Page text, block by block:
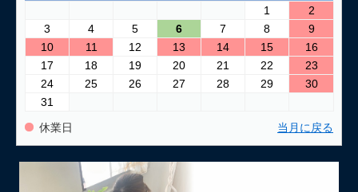
1
2
3
4 5 6 7 8
9
10
11 12 13 14 15
16
17
18 19 20 21 22
23
24
25 26 27 28 29
30
31
休業日 当月に戻る